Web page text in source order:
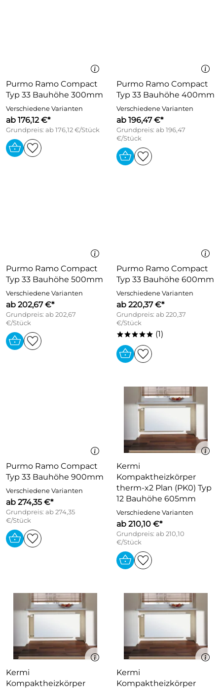
Purmo Ramo Compact
Typ 33 Bauhöhe 300mm
Verschiedene Varianten
ab 176,12 €*
Grundpreis: ab 176,12 €/Stück
Purmo Ramo Compact
Typ 33 Bauhöhe 400mm
Verschiedene Varianten
ab 196,47 €*
Grundpreis: ab 196,47
€/Stück
Purmo Ramo Compact
Typ 33 Bauhöhe 500mm
Verschiedene Varianten
ab 202,67 €*
Grundpreis: ab 202,67
€/Stück
Purmo Ramo Compact
Typ 33 Bauhöhe 600mm
Verschiedene Varianten
ab 220,37 €*
Grundpreis: ab 220,37
€/Stück
***** (1)
Purmo Ramo Compact
Typ 33 Bauhöhe 900mm
Verschiedene Varianten
ab 274,35 €*
Grundpreis: ab 274,35
€/Stück
Kermi
Kompaktheizkörper
therm-x2 Plan (PK0) Typ
12 Bauhöhe 605mm
Verschiedene Varianten
ab 210,10 €*
Grundpreis: ab 210,10
€/Stück
Kermi
Kompaktheizkörper
Kermi
Kompaktheizkörper